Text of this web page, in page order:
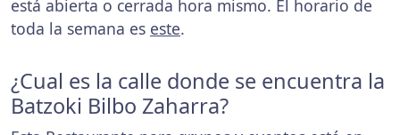
está abierta o cerrada hora mismo. El horario de
toda la semana es este.
¿Cual es la calle donde se encuentra la
Batzoki Bilbo Zaharra?